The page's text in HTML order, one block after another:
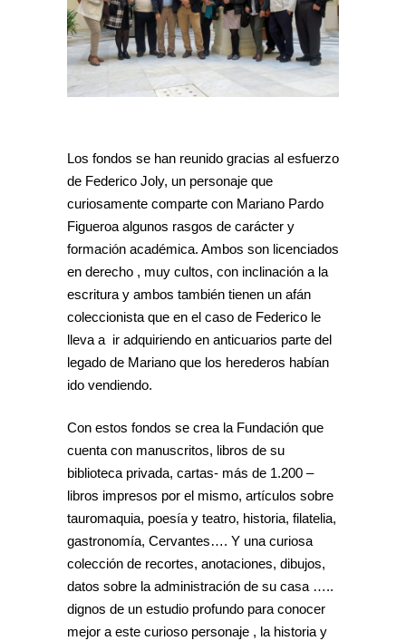
Los fondos se han reunido gracias al esfuerzo
de Federico Joly, un personaje que
curiosamente comparte con Mariano Pardo
Figueroa algunos rasgos de carácter y
formación académica. Ambos son licenciados
en derecho , muy cultos, con inclinación a la
escritura y ambos también tienen un afán
coleccionista que en el caso de Federico le
lleva a ir adquiriendo en anticuarios parte del
legado de Mariano que los herederos habían
ido vendiendo.
Con estos fondos se crea la Fundación que
cuenta con manuscritos, libros de su
biblioteca privada, cartas- más de 1.200 –
libros impresos por el mismo, artículos sobre
tauromaquia, poesía y teatro, historia, filatelia,
gastronomía, Cervantes…. Y una curiosa
colección de recortes, anotaciones, dibujos,
datos sobre la administración de su casa …..
dignos de un estudio profundo para conocer
mejor a este curioso personaje , la historia y